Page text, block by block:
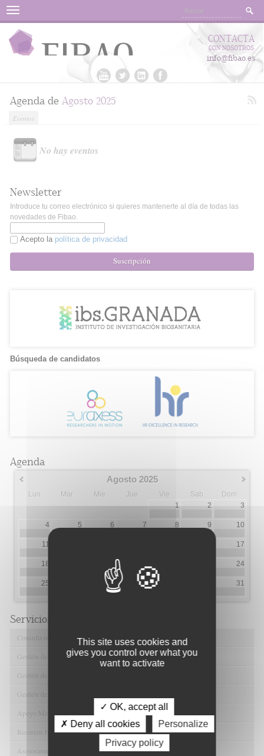
Menu
CONTACTA
CON NOSOTROS
info@fibao.es
Agenda de Agosto 2025
Eventos
No hay eventos
Newsletter
Introduce tu correo electrónico si quieres mantenerte al día de todas las
novedades de Fibao.
Acepto la política de privacidad
Suscripción
Búsqueda de candidatos
Agenda
Agosto 2025
Lun Mar Mie Jue Vie Sab
Dom
1
2 3
4 5 6 7 8 9 10
11 17
18 24
25 27 28 31
Servicios de FIBAO
Consulta nuestras Ofertas Tecnológicas
Gestión de Ensayos Clínicos y Estudios Observacionales
Gestión de la Innovación y la Transferencia Tecnológica
Gestión de Ayudas y Oportunidad de Financiación
Apoyo Metodológico y/o Estadístico
Recursos Humanos
Asesoramiento y Gestión Económica-Administrativa
This site uses cookies and
gives you control over what you
want to activate
✓ OK, accept all
✗ Deny all cookies
Personalize
Privacy policy